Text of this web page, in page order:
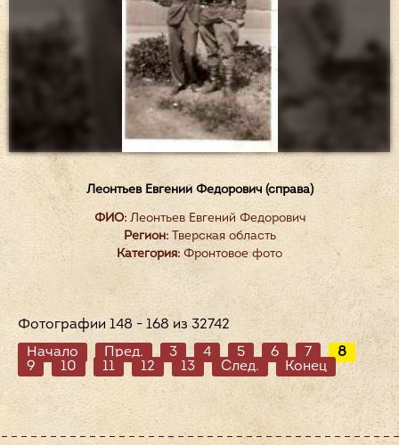
Леонтьев Евгений Федорович (справа)
ФИО:Леонтьев Евгений Федорович
Регион:Тверская область
Категория:Фронтовое фото
Фотографии 148 - 168 из 32742
Начало
Пред. 3 4 5 6 7
8
9
10 11 12 13 След. Конец